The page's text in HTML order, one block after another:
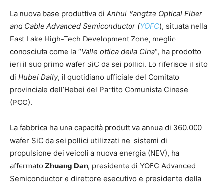
La nuova base produttiva di Anhui Yangtze Optical Fiber
and Cable Advanced Semiconductor (YOFC), situata nella
East Lake High-Tech Development Zone, meglio
conosciuta come la “Valle ottica della Cina“, ha prodotto
ieri il suo primo wafer SiC da sei pollici. Lo riferisce il sito
di Hubei Daily, il quotidiano ufficiale del Comitato
provinciale dell’Hebei del Partito Comunista Cinese
(PCC).
La fabbrica ha una capacità produttiva annua di 360.000
wafer SiC da sei pollici utilizzati nei sistemi di
propulsione dei veicoli a nuova energia (NEV), ha
affermato Zhuang Dan, presidente di YOFC Advanced
Semiconductor e direttore esecutivo e presidente della